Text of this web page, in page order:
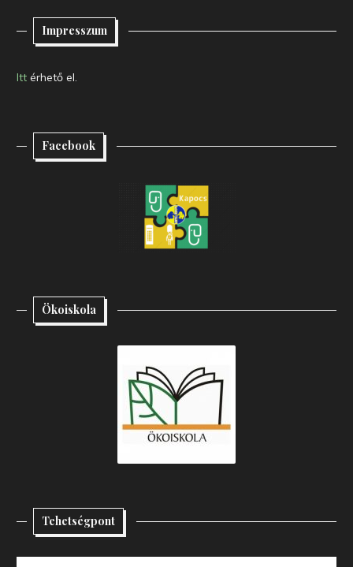
Impresszum
Itt érhető el.
Facebook
Ökoiskola
Tehetségpont